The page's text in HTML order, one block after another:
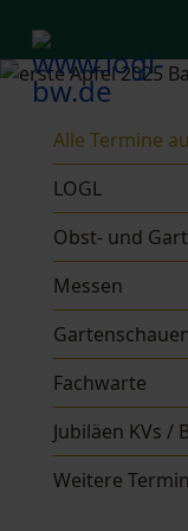
Alle Termine
LOGL
Obst- und
Messen
Fachwarte
Jubiläen KVs /
Weitere